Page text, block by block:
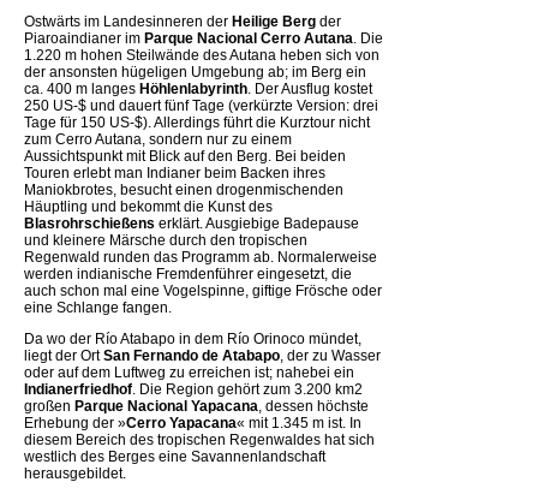
Ostwärts im Landesinneren der Heilige Berg der
Piaroaindianer im Parque Nacional Cerro Autana . Die
1.220 m hohen Steilwände des Autana heben sich von
der ansonsten hügeligen Umgebung ab; im Berg ein
ca. 400 m langes Höhlenlabyrinth . Der Ausflug kostet
250 US-$ und dauert fünf Tage (verkürzte Version: drei
Tage für 150 US-$). Allerdings führt die Kurztour nicht
zum Cerro Autana, sondern nur zu einem
Aussichtspunkt mit Blick auf den Berg. Bei beiden
Touren erlebt man Indianer beim Backen ihres
Maniokbrotes, besucht einen drogenmischenden
Häuptling und bekommt die Kunst des
Blasrohrschießens erklärt. Ausgiebige Badepause
und kleinere Märsche durch den tropischen
Regenwald runden das Programm ab. Normalerweise
werden indianische Fremdenführer eingesetzt, die
auch schon mal eine Vogelspinne, giftige Frösche oder
eine Schlange fangen.
Da wo der Río Atabapo in dem Río Orinoco mündet,
liegt der OrtSan Fernando de Atabapo , der zu Wasser
oder auf dem Luftweg zu erreichen ist; nahebei ein
Indianerfriedhof . Die Region gehört zum 3.200 km2
großen Parque Nacional Yapacana , dessen höchste
Erhebung der »Cerro Yapacana« mit 1.345 m ist. In
diesem Bereich des tropischen Regenwaldes hat sich
westlich des Berges eine Savannenlandschaft
herausgebildet.